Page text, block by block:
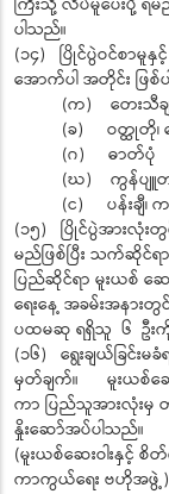
ပါသည်။
(၁၄) ပြိုင်ပွဲဝင်စာမူနှ
အောက်ပါ အတိုင်း ဖြ
(က) တေးသီချင်
(ခ) ဝတ္ထုတို၊ ဆော
(ဂ) ဓာတ်ပုံ
(ဃ) ကွန်ပျူတာ
(င) ပန်းချီ၊ ကာတွ
(၁၅) ပြိုင်ပွဲအားလုံ
မည်ဖြစ်ပြီး သက်ဆိုင်ရ
ပြည်ဆိုင်ရာ မူးယစ် ဆ
ရေးနေ့ အခမ်းအနားတွ
ပထမဆု ရရှိသူ ၆ ဦးကို
(၁၆) ရွေးချယ်ခြင်း
မှတ်ချက်။ မူးယစ်ဆေး
ကာ ပြည်သူအားလုံးမှ တ
နှိုးဆော်အပ်ပါသည်။
(မူးယစ်ဆေးဝါးနှင့် စိ
ကာကွယ်ရေး ဗဟိုအဖွဲ့)